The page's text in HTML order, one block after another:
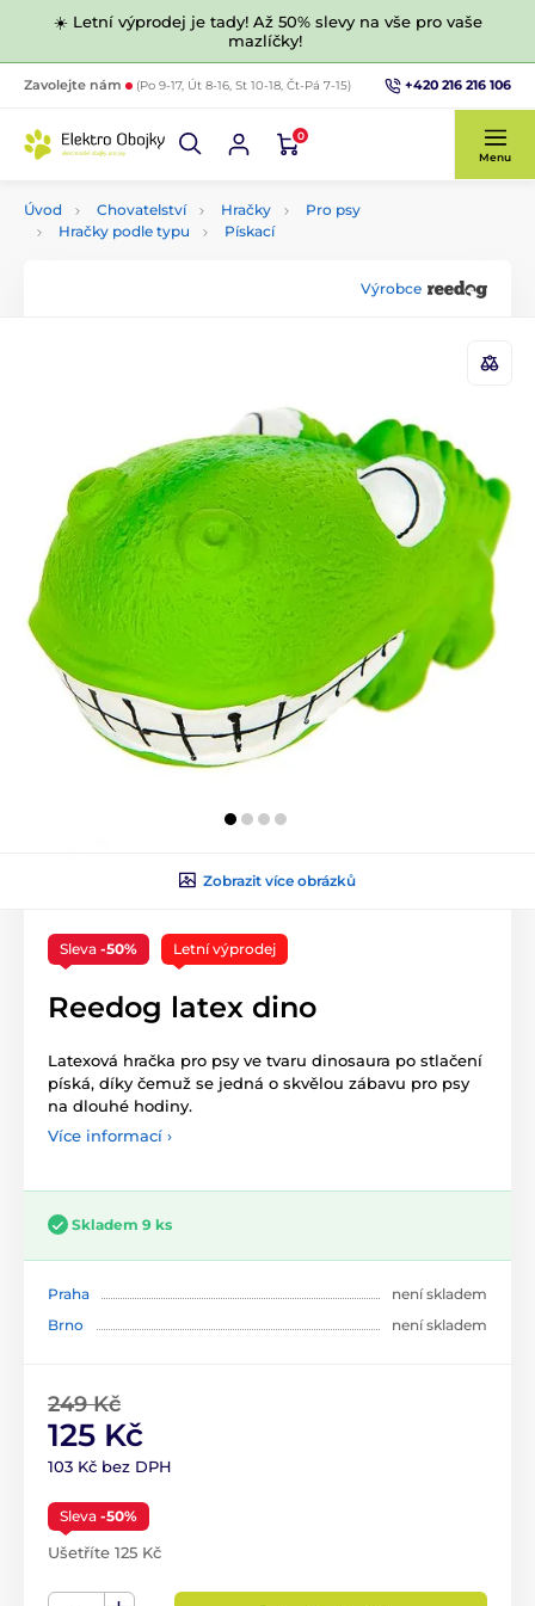
☀️ Letní výprodej je tady! Až 50% slevy na vše pro vaše
mazlíčky!
Zavolejte nám (Po 9-17, Út 8-16, St 10-18, Čt-Pá 7-15) +420 216 216 106
0
Menu
Úvod Chovatelství Hračky
Pro psy
Hračky podle typu
Pískací
Výrobce
Zobrazit více obrázků
Sleva -50% Letní výprodej
Reedog latex dino
Latexová hračka pro psy ve tvaru dinosaura po stlačení
píská, díky čemuž se jedná o skvělou zábavu pro psy
na dlouhé hodiny.
Více informací ›
Skladem 9 ks
Praha
není skladem
Brno
není skladem
249 Kč
125 Kč
103 Kč bez DPH
Sleva -50%
Ušetříte 125 Kč